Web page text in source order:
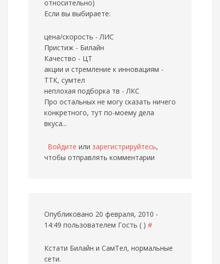
относительно)
Если вы выбираете:
цена/скорость - ЛИС
Пристиж - Билайн
Качество - ЦТ
акции и стремление к инновациям -
ТТК, сумтел
неплохая подборка тв - ЛКС
Про остальных не могу сказать ничего
конкретного, тут по-моему дела
вкуса...
Войдите или зарегистрируйтесь,
чтобы отправлять комментарии
Опубликовано 20 февраля, 2010 -
14:49 пользователем Гость ( ) #
Кстати Билайн и СамТел, нормальные
сети.